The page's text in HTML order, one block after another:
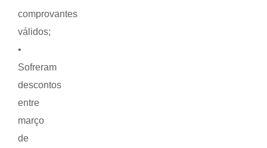
comprovantes
válidos;
•
Sofreram
descontos
entre
março
de